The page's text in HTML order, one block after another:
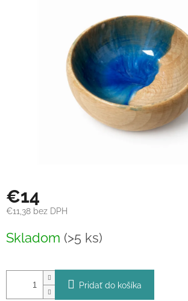
€14
€11,38 bez DPH
cena:
Skladom (>5 ks)
Pridať do košíka